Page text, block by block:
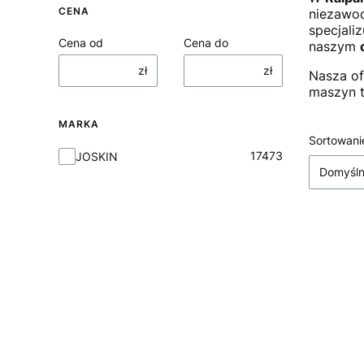
CENA
Cena od
zł
Cena do
zł
MARKA
Marka
JOSKIN 17473
naszym
Nasza
maszyn
Lista